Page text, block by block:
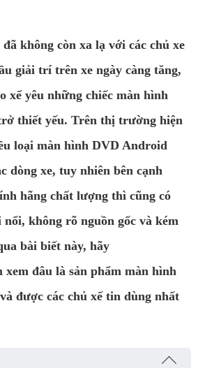
không còn xa lạ với các chủ xe
giải trí trên xe ngày càng tăng,
xế yêu những chiếc màn hình
thiết yếu. Trên thị trường hiện
loại màn hình DVD Android
dòng xe, tuy nhiên bên cạnh
hãng chất lượng thì cũng có
không rõ nguồn gốc và kém
bài biết này, hãy
đâu là sản phẩm màn hình
được các chủ xế tin dùng nhất